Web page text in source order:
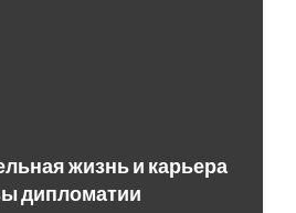
жизнь и карьера
дипломатии